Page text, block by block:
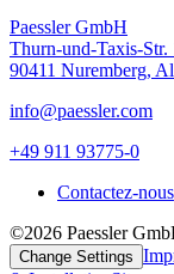
Paessler GmbH
Thurn-und-Taxis-Str.
90411 Nuremberg,
info@paessler.com
+49 911 93775-0
Contactez-nous
©2026 Paessler
Change Settings